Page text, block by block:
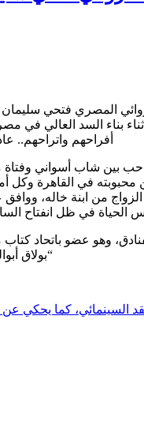
بناء السد العالي في
أفراحهم واتراحهم..
بين شاب أسواني وفتاة
محبوبته في القاهرة
الحياة في ظل انفتاح
في كلية السياحة والفنادق،
“بولاق
السينمائي، كما يحكي